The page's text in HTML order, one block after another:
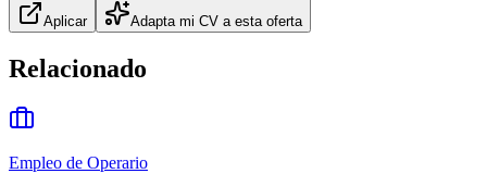
Aplicar Adapta mi CV a esta oferta
Relacionado
Empleo de Operario